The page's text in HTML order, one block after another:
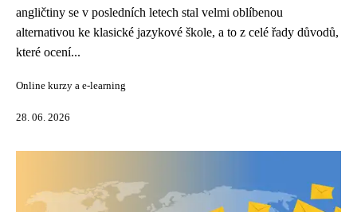
angličtiny se v posledních letech stal velmi oblíbenou
alternativou ke klasické jazykové škole, a to z celé řady důvodů,
které ocení...
Online kurzy a e-learning
28. 06. 2026